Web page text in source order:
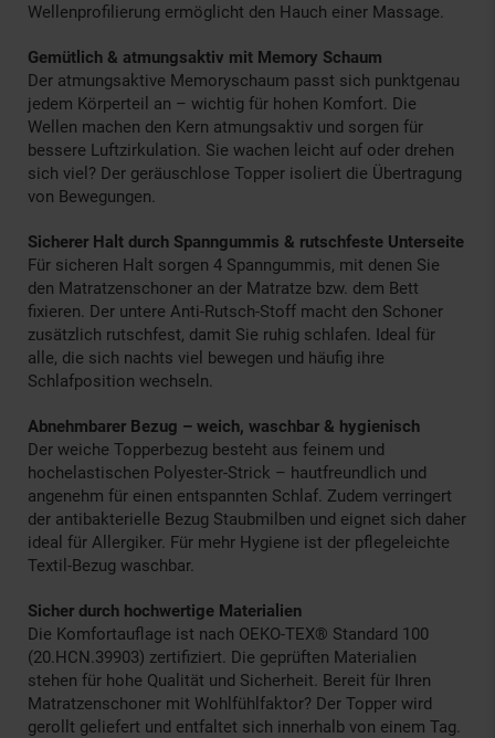
Wellenprofilierung ermöglicht den Hauch einer Massage.
Gemütlich & atmungsaktiv mit Memory Schaum
Der atmungsaktive Memoryschaum passt sich punktgenau
jedem Körperteil an – wichtig für hohen Komfort. Die
Wellen machen den Kern atmungsaktiv und sorgen für
bessere Luftzirkulation. Sie wachen leicht auf oder drehen
sich viel? Der geräuschlose Topper isoliert die Übertragung
von Bewegungen.
Sicherer Halt durch Spanngummis & rutschfeste Unterseite
Für sicheren Halt sorgen 4 Spanngummis, mit denen Sie
den Matratzenschoner an der Matratze bzw. dem Bett
fixieren. Der untere Anti-Rutsch-Stoff macht den Schoner
zusätzlich rutschfest, damit Sie ruhig schlafen. Ideal für
alle, die sich nachts viel bewegen und häufig ihre
Schlafposition wechseln.
Abnehmbarer Bezug – weich, waschbar & hygienisch
Der weiche Topperbezug besteht aus feinem und
hochelastischen Polyester-Strick – hautfreundlich und
angenehm für einen entspannten Schlaf. Zudem verringert
der antibakterielle Bezug Staubmilben und eignet sich daher
ideal für Allergiker. Für mehr Hygiene ist der pflegeleichte
Textil-Bezug waschbar.
Sicher durch hochwertige Materialien
Die Komfortauflage ist nach OEKO-TEX® Standard 100
(20.HCN.39903) zertifiziert. Die geprüften Materialien
stehen für hohe Qualität und Sicherheit. Bereit für Ihren
Matratzenschoner mit Wohlfühlfaktor? Der Topper wird
gerollt geliefert und entfaltet sich innerhalb von einem Tag.